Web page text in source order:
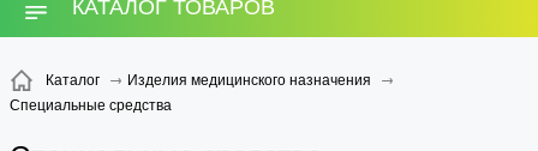
КАТАЛОГ ТОВАРОВ
Каталог
Изделия медицинского назначения
Специальные средства